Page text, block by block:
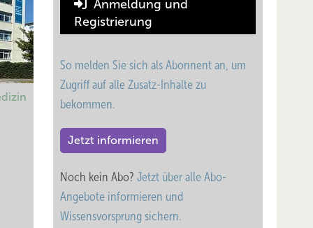
Anmeldung und
Registrierung
So melden Sie sich als Abonnent an, um
Zugriff auf alle Zusatz-Inhalte zu
bekommen.
Jetzt informieren
Noch kein Abo? Jetzt über alle Abo-
Angebote informieren und
Wissensvorsprung sichern.